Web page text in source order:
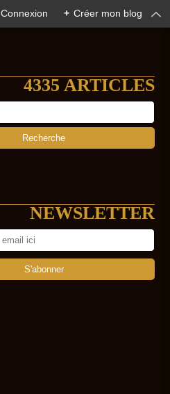
Connexion + Créer mon blog
4335 ARTICLES
NEWSLETTER